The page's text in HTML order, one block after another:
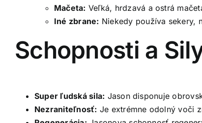
Mačeta: Veľká, hrdzavá a ostrá
Iné zbrane: Niekedy používa sekery,
Schopnosti a
Super ľudská sila: Jason disponuje
Nezraniteľnosť: Je extrémne odolný voči